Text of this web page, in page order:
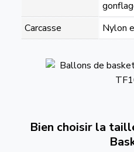
Carcasse
Nylon
Bien choisir la